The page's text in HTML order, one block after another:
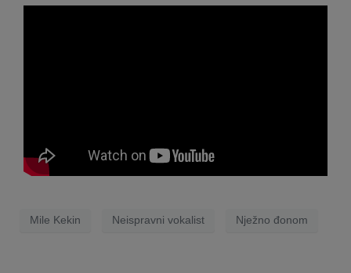
Mile Kekin Neispravni vokalist Nježno đonom